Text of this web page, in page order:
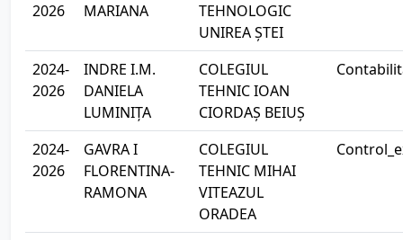
2026
MARIANA
TEHNOLOGIC
UNIREA ȘTEI
2024-
2026
INDRE I.M.
DANIELA
LUMINIȚA
COLEGIUL
TEHNIC IOAN
CIORDAȘ BEIUȘ
2024-
2026
GAVRA I
FLORENTINA-
RAMONA
COLEGIUL
TEHNIC MIHAI
VITEAZUL
ORADEA